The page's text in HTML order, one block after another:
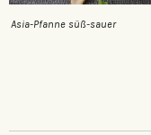
Asia-Pfanne süß-sauer